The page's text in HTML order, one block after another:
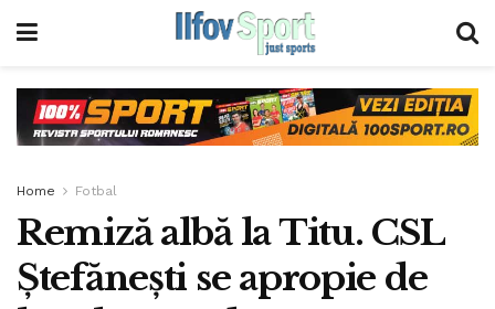
Home Fotbal
Remiză albă la Titu. CSL
Ștefănești se apropie de